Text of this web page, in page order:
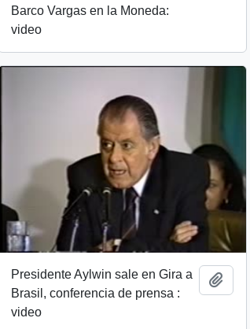
Barco Vargas en la Moneda:
video
Presidente Aylwin sale en Gira a
Brasil, conferencia de prensa :
video